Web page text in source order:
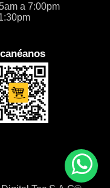
a 7:00pm